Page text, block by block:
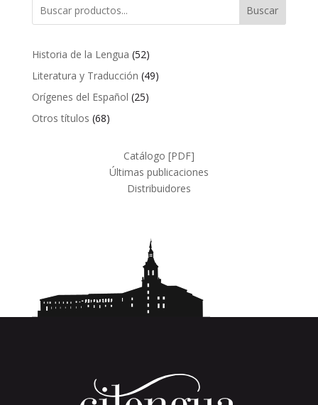
Buscar
Historia de la Lengua 5252
productos
Literatura y Traducción 4949
Orígenes del Español 2525
Otros títulos 6868
Catálogo [PDF]
Últimas publicaciones
Distribuidores